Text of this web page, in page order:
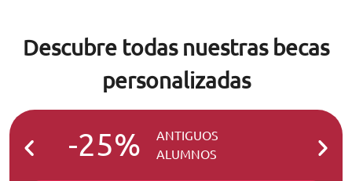
Descubre todas nuestras becas
personalizadas
-25%
ANTIGUOS
ALUMNOS
-